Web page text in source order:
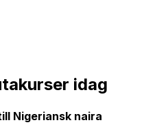
idag
Nigeriansk naira